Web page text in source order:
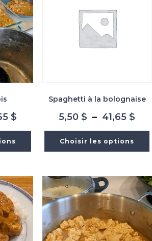
$Plage
5,50 $
Spaghetti à la bolognaise
5,50 $ – 41,65 $
Choisir les options